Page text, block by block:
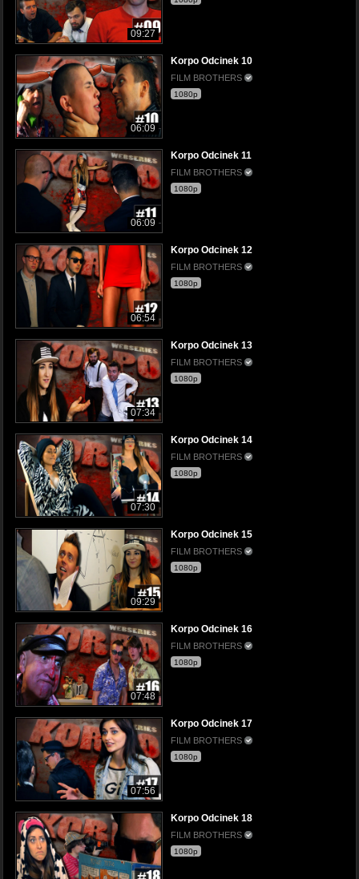
09:27
06:09
Korpo Odcinek 10
FILM BROTHERS
1080p
06:09
Korpo Odcinek 11
FILM BROTHERS
1080p
06:54
Korpo Odcinek 12
FILM BROTHERS
1080p
07:34
Korpo Odcinek 13
FILM BROTHERS
1080p
07:30
Korpo Odcinek 14
FILM BROTHERS
1080p
09:29
Korpo Odcinek 15
FILM BROTHERS
1080p
07:48
Korpo Odcinek 16
FILM BROTHERS
1080p
07:56
Korpo Odcinek 17
FILM BROTHERS
1080p
Korpo Odcinek 18
FILM BROTHERS
1080p